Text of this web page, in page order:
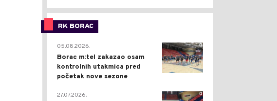
RK BORAC
0
05.08.2026.
Borac m:tel zakazao osam
kontrolnih utakmica pred
početak nove sezone
0
27.07.2026.